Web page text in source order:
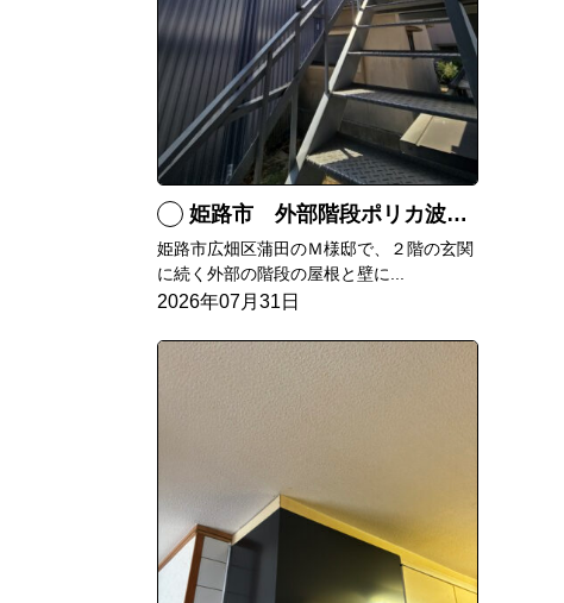
姫路市 外部階段ポリカ波板張替工事
姫路市広畑区蒲田のＭ様邸で、２階の玄関
に続く外部の階段の屋根と壁に...
2026年07月31日